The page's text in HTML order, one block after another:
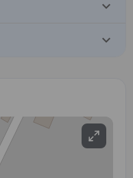
keyboard_arrow_down
keyboard_arrow_down